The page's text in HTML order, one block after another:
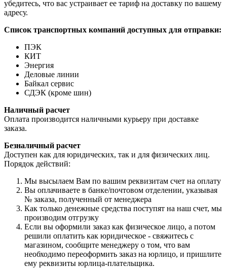
убедитесь, что вас устраивает ее тариф на доставку по вашему
адресу.
Список транспортных компаний доступных для отправки:
ПЭК
КИТ
Энергия
Деловые линии
Байкал сервис
СДЭК (кроме шин)
Наличный расчет
Оплата производится наличными курьеру при доставке
заказа.
Безналичный расчет
Доступен как для юридических, так и для физических лиц.
Порядок действий:
Мы высылаем Вам по вашим реквизитам счет на оплату
Вы оплачиваете в банке/почтовом отделении, указывая
№ заказа, полученный от менеджера
Как только денежные средства поступят на наш счет, мы
производим отгрузку
Если вы оформили заказ как физическое лицо, а потом
решили оплатить как юридическое - свяжитесь с
магазином, сообщите менеджеру о том, что вам
необходимо переоформить заказ на юрлицо, и пришлите
ему реквизиты юрлица-плательщика.